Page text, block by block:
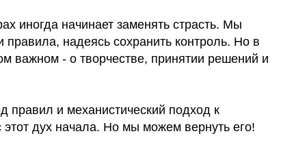
иногда начинает заменять страсть. Мы
правила, надеясь сохранить контроль. Но в
важном - о творчестве, принятии решений и
правил и механистический подход к
дух начала. Но мы можем вернуть его!